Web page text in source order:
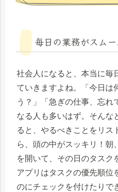
毎日の業務がスム
社会人になると、本当に毎
ていきますよね。「今日は
う？」「急ぎの仕事、忘れ
なる人も多いはず。そんな
ると、やるべきことをリス
ら、頭の中がスッキリ！朝
を開いて、その日のタスク
アプリはタスクの優先順位
のにチェックを付けたりで